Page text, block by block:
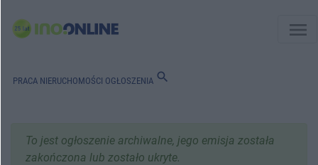
menu
PRACA NIERUCHOMOŚCI OGŁOSZENIA search
To jest ogłoszenie archiwalne, jego emisja została
zakończona lub zostało ukryte.